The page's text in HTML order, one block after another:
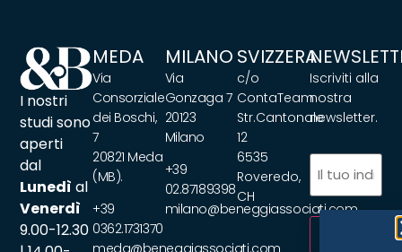
I nostri
studi sono
aperti
dal
Lunedì al
Venerdì
9.00-12.30
MEDA
Via
Consorziale
dei Boschi,
7
20821 Meda
(MB).
+39
0362.1731370
MILANO
Via
Gonzaga 7
20123
Milano
+39
02.87189398
milano@beneggiassociati.com
SVIZZERA
c/o
ContaTeam
Str.Cantonale
12
6535
Roveredo,
CH
Iscriviti alla
nostra
newsletter.
Email